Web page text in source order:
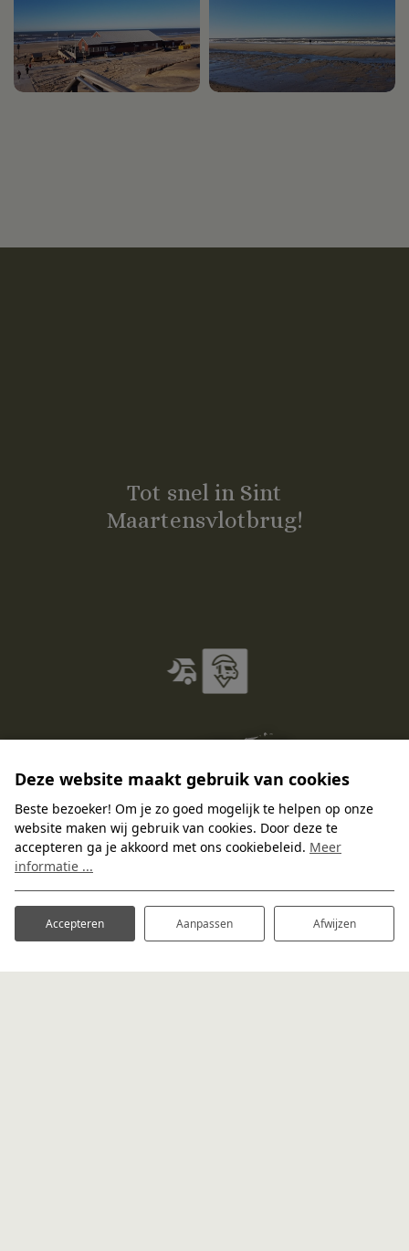
Tot snel in Sint
Maartensvlotbrug!
Deze website maakt gebruik van cookies
Beste bezoeker! Om je zo goed mogelijk te helpen op onze
website maken wij gebruik van cookies. Door deze te
accepteren ga je akkoord met ons cookiebeleid. Meer
informatie ...
Accepteren Aanpassen Afwijzen